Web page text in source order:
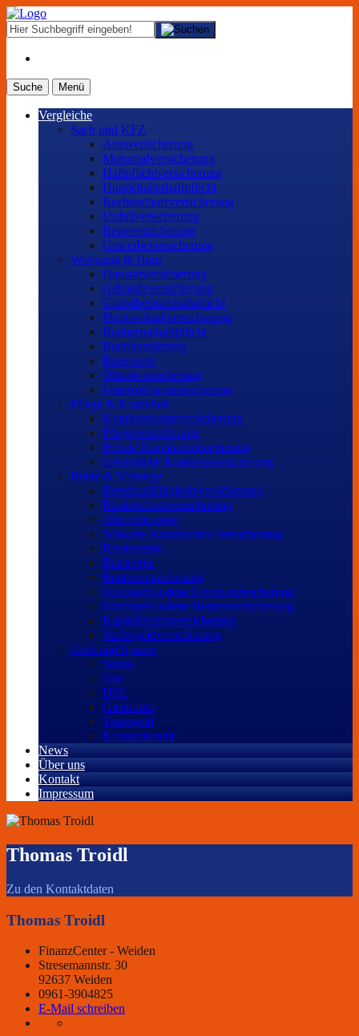
Suche Menü
Vergleiche
Sach und KFZ
Autoversicherung
Motorradversicherung
Haftpflichtversicherung
Hundehalterhaftpflicht
Rechtsschutzversicherung
Unfallversicherung
Reiseversicherung
Gewerbeversicherung
Wohnung & Haus
Hausratversicherung
Gebäudeversicherung
Grundbesitzerhaftpflicht
Photovoltaikversicherung
Bauherrenhaftpflicht
Baufinanzierung
Bausparen
Öltankversicherung
Feuerrohbauversicherung
Pflege & Krankheit
Krankenzusatzversicherung
Pflegeversicherung
Private Krankenversicherung
Gesetzliche Krankenversicherung
Rente & Vorsorge
Berufs­unfähigkeitsversicherung
Risikolebensversicherung
Altersvorsorge
Schwere Krankheiten Versicherung
Riesterrente
Basisrente
Rentenversicherung
Fondsgebundene Lebensversicherung
Fondsgebundene Rentenversicherung
Kapitallebensversicherung
Sterbegeldversicherung
Geld und Sparen
Strom
Gas
DSL
Girokonto
Tagesgeld
Konsumkredit
News
Über uns
Kontakt
Impressum
Thomas Troidl
Zu den Kontaktdaten
Thomas Troidl
FinanzCenter - Weiden
Stresemannstr. 30
92637 Weiden
0961-3904825
E-Mail schreiben